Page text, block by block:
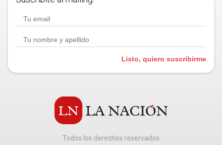
Listo, quiero suscribirme
Todos los derechos reservados